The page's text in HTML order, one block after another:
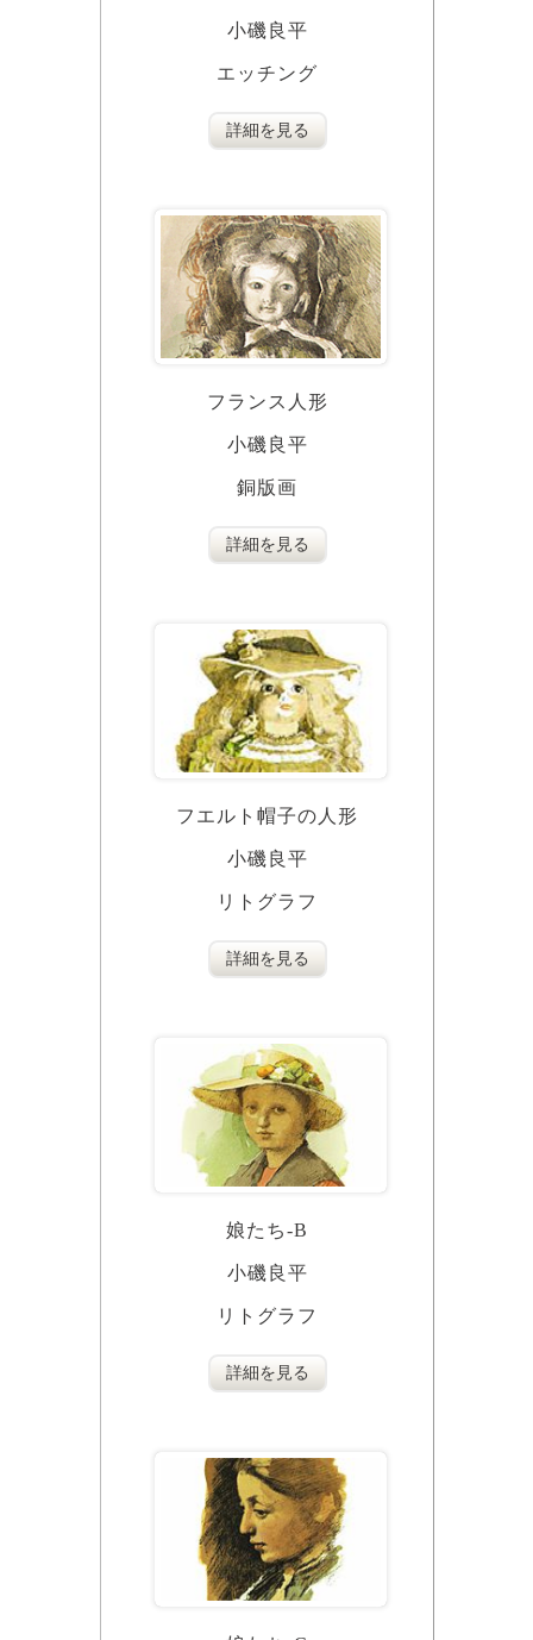
小磯良平
エッチング
詳細を見る
フランス人形
小磯良平
銅版画
詳細を見る
フエルト帽子の人形
小磯良平
リトグラフ
詳細を見る
娘たち‐B
小磯良平
リトグラフ
詳細を見る